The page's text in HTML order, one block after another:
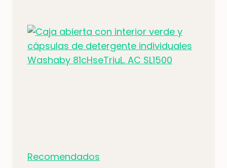
Recomendados